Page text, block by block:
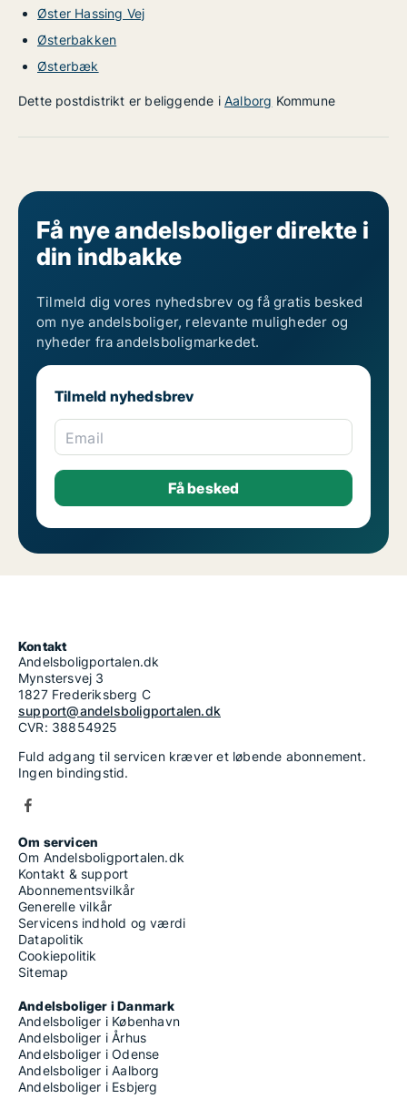
Øster Hassing Vej
Østerbakken
Østerbæk
Dette postdistrikt er beliggende i Aalborg Kommune
Få nye andelsboliger direkte i
din indbakke
Tilmeld dig vores nyhedsbrev og få gratis besked
om nye andelsboliger, relevante muligheder og
nyheder fra andelsboligmarkedet.
Tilmeld nyhedsbrev
Email
Kontakt
Andelsboligportalen.dk
Mynstersvej 3
1827 Frederiksberg C
support@andelsboligportalen.dk
CVR: 38854925
Fuld adgang til servicen kræver et løbende abonnement.
Ingen bindingstid.
Om servicen
Om Andelsboligportalen.dk
Kontakt & support
Abonnementsvilkår
Generelle vilkår
Servicens indhold og værdi
Datapolitik
Cookiepolitik
Sitemap
Andelsboliger i Danmark
Andelsboliger i København
Andelsboliger i Århus
Andelsboliger i Odense
Andelsboliger i Aalborg
Andelsboliger i Esbjerg